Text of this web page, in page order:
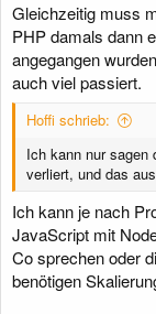
Gleichzeitig muss
PHP damals dann
angegangen
auch viel passiert.
Hoffi schrieb:
Ich kann nur sagen
verliert, und das
Ich kann je nach
JavaScript mit
Co sprechen oder
benötigen